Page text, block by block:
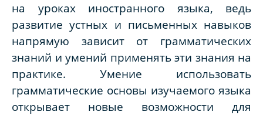
на уроках иностранного языка, ведь
развитие устных и письменных навыков
напрямую зависит от грамматических
знаний и умений применять эти знания на
практике. Умение использовать
грамматические основы изучаемого языка
открывает новые возможности для